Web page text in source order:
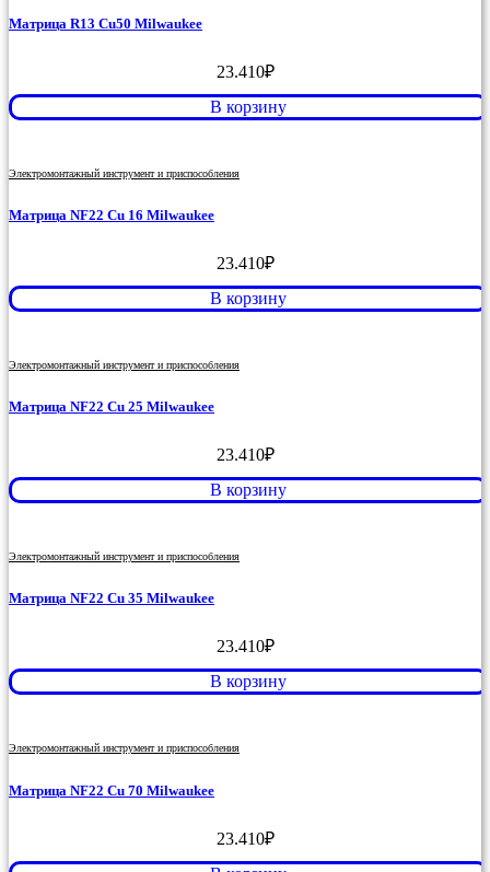
Матрица R13 Cu50 Milwaukee
23.410₽
В корзину
Электромонтажный инструмент и приспособления
Матрица NF22 Cu 16 Milwaukee
23.410₽
В корзину
Электромонтажный инструмент и приспособления
Матрица NF22 Cu 25 Milwaukee
23.410₽
В корзину
Электромонтажный инструмент и приспособления
Матрица NF22 Cu 35 Milwaukee
23.410₽
В корзину
Электромонтажный инструмент и приспособления
Матрица NF22 Cu 70 Milwaukee
23.410₽